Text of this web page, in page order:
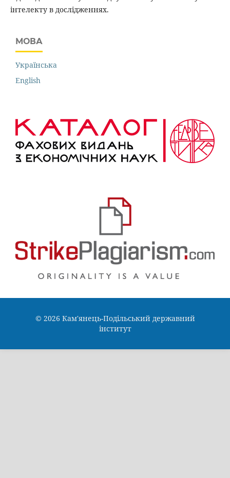
інтелекту в дослідженнях.
МОВА
Українська
English
© 2026 Кам'янець-Подільський державний
інститут